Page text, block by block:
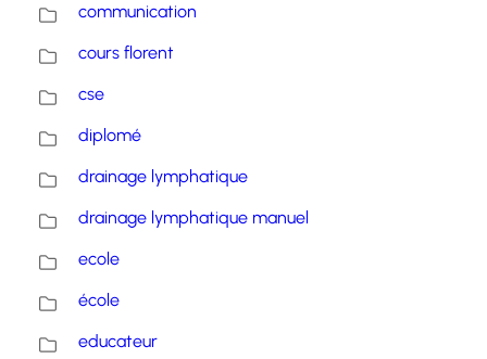
communication
cours florent
cse
diplomé
drainage lymphatique
drainage lymphatique manuel
ecole
école
educateur